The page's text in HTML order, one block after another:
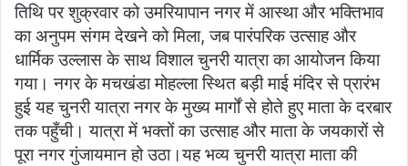
तिथि पर शुक्रवार को उमरियापान नगर में आस्था और भक्तिभाव
का अनुपम संगम देखने को मिला, जब पारंपरिक उत्साह और
धार्मिक उल्लास के साथ विशाल चुनरी यात्रा का आयोजन किया
गया। नगर के मचखंडा मोहल्ला स्थित बड़ी माई मंदिर से प्रारंभ
हुई यह चुनरी यात्रा नगर के मुख्य मार्गों से होते हुए माता के दरबार
तक पहुँची। यात्रा में भक्तों का उत्साह और माता के जयकारों से
पूरा नगर गुंजायमान हो उठा।यह भव्य चुनरी यात्रा माता की